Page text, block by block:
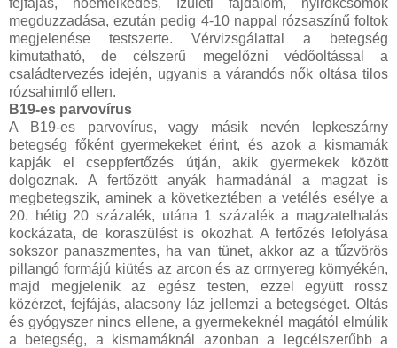
megduzzadása, ezután pedig 4-10 nappal rózsaszínű foltok
megjelenése testszerte. Vérvizsgálattal a betegség
kimutatható, de célszerű megelőzni védőoltással a
családtervezés idején, ugyanis a várandós nők oltása tilos
rózsahimlő ellen.
B19-es parvovírus
A B19-es parvovírus, vagy másik nevén lepkeszárny
betegség főként gyermekeket érint, és azok a kismamák
kapják el cseppfertőzés útján, akik gyermekek között
dolgoznak. A fertőzött anyák harmadánál a magzat is
megbetegszik, aminek a következtében a vetélés esélye a
20. hétig 20 százalék, utána 1 százalék a magzatelhalás
kockázata, de koraszülést is okozhat. A fertőzés lefolyása
sokszor panaszmentes, ha van tünet, akkor az a tűzvörös
pillangó formájú kiütés az arcon és az orrnyereg környékén,
majd megjelenik az egész testen, ezzel együtt rossz
közérzet, fejfájás, alacsony láz jellemzi a betegséget. Oltás
és gyógyszer nincs ellene, a gyermekeknél magától elmúlik
a betegség, a kismamáknál azonban a legcélszerűbb a